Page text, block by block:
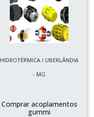
HIDROTÉRMICA / UBERLÂNDIA
- MG
Comprar acoplamentos
gummi